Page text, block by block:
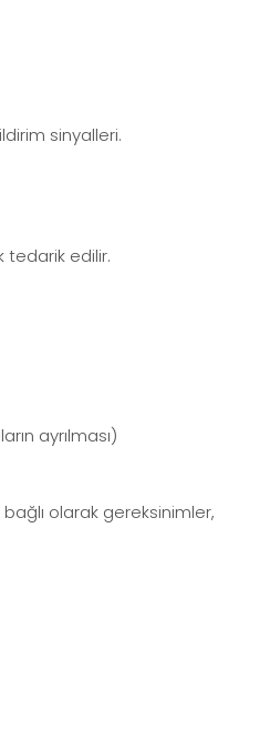
sinyalleri.
tedarik edilir.
ayrılması)
olarak gereksinimler,